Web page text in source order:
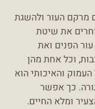
מרקם העור ולהשגת
את שיטת
הפנים ואת
וכל אחת מהן
והאיכותי הוא
כך אפשר
ומלא החיים.